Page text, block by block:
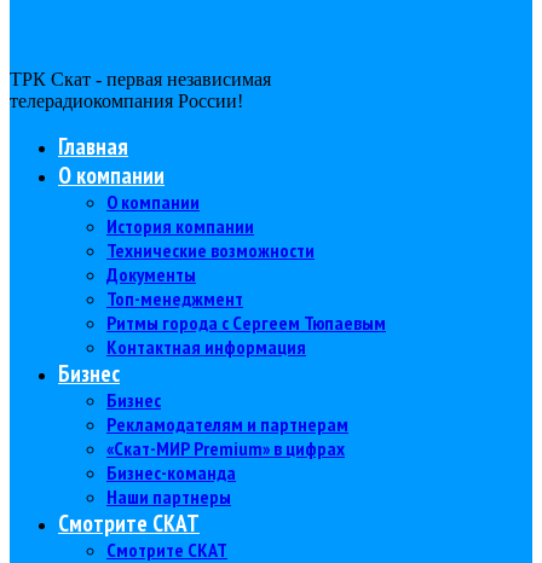
ТРК Скат - первая независимая
телерадиокомпания Роcсии!
Главная
О компании
О компании
История компании
Технические возможности
Документы
Топ-менеджмент
Ритмы города с Сергеем Тюпаевым
Контактная информация
Бизнес
Бизнес
Рекламодателям и партнерам
«Скат-МИР Premium» в цифрах
Бизнес-команда
Наши партнеры
Смотрите СКАТ
Смотрите СКАТ